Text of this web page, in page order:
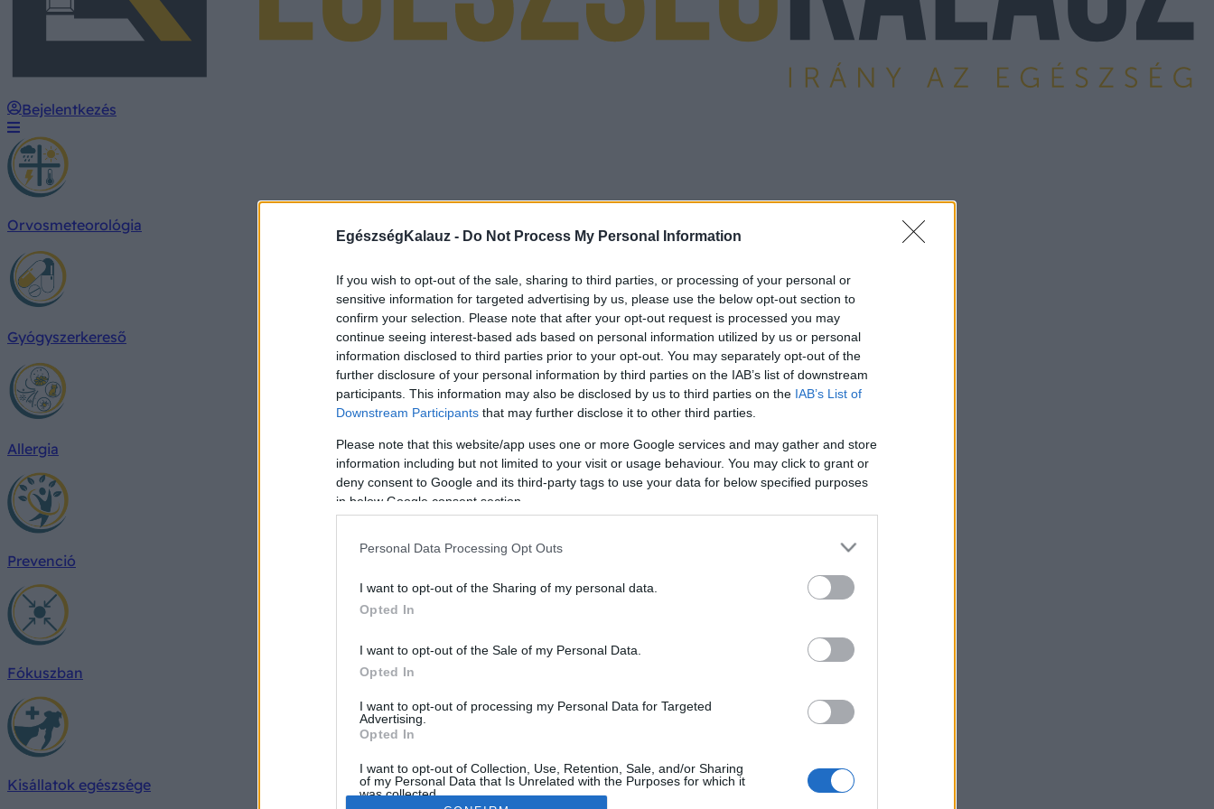
EgészségKalauz - Do Not Process My Personal Information
If you wish to opt-out of the sale, sharing to third parties, or processing of your personal or
sensitive information for targeted advertising by us, please use the below opt-out section to
confirm your selection. Please note that after your opt-out request is processed you may
continue seeing interest-based ads based on personal information utilized by us or personal
information disclosed to third parties prior to your opt-out. You may separately opt-out of the
further disclosure of your personal information by third parties on the IAB’s list of downstream
participants. This information may also be disclosed by us to third parties on the IAB’s List of
Downstream Participants that may further disclose it to other third parties.
Please note that this website/app uses one or more Google services and may gather and store
information including but not limited to your visit or usage behaviour. You may click to grant or
deny consent to Google and its third-party tags to use your data for below specified purposes
in below Google consent section.
Personal Data Processing Opt Outs
I want to opt-out of the Sharing of my personal data.
Opted In
I want to opt-out of the Sale of my Personal Data.
Opted In
I want to opt-out of processing my Personal Data for Targeted
Advertising.
Opted In
I want to opt-out of Collection, Use, Retention, Sale, and/or Sharing
of my Personal Data that Is Unrelated with the Purposes for which it
was collected.
Bejelentkezés
Orvosmeteorológia
Gyógyszerkereső
Allergia
Prevenció
Fókuszban
Kisállatok egészsége